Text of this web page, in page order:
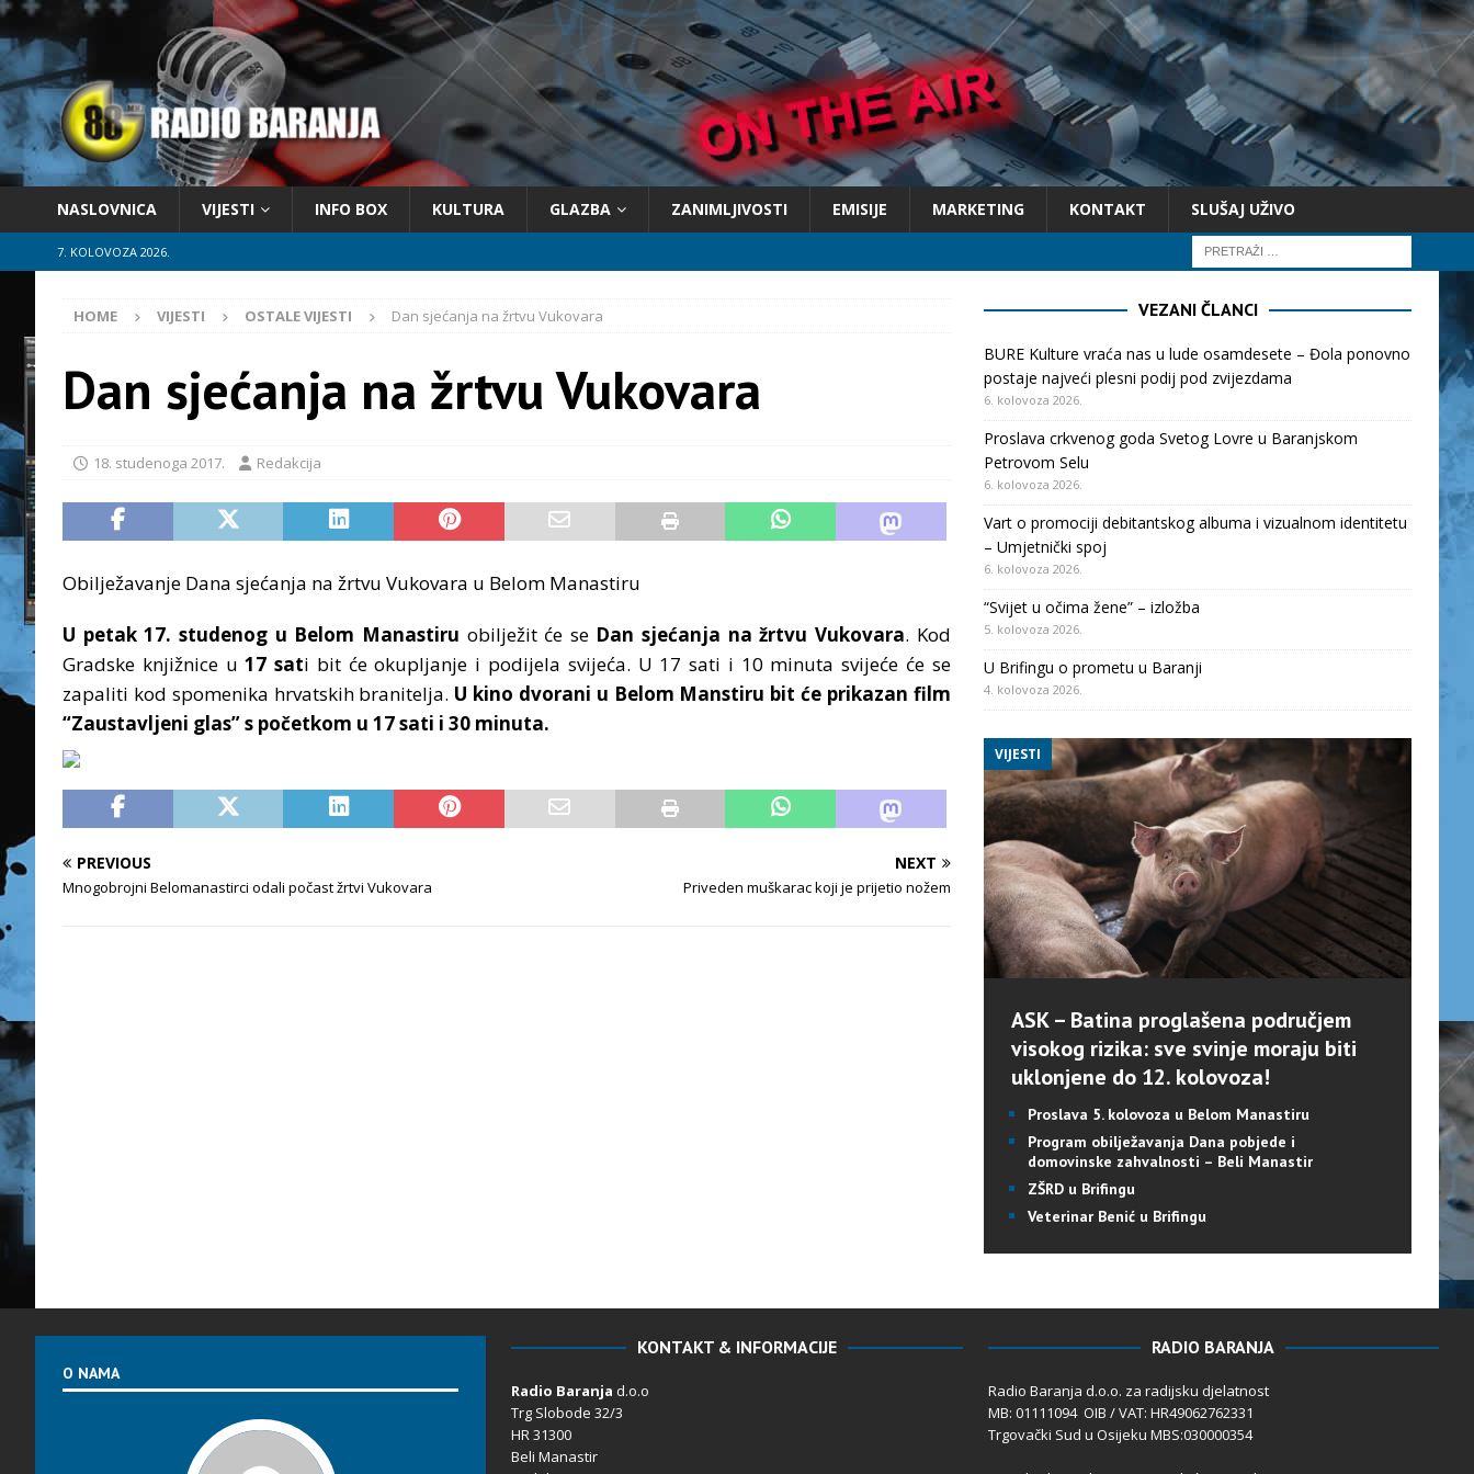
NASLOVNICA VIJESTI INFO BOX KULTURA GLAZBA ZANIMLJIVOSTI EMISIJE MARKETING KONTAKT SLUŠAJ UŽIVO
7. KOLOVOZA 2026.
HOME VIJESTI OSTALE VIJESTI Dan sjećanja na žrtvu Vukovara
Dan sjećanja na žrtvu Vukovara
18. studenoga 2017. Redakcija
Obilježavanje Dana sjećanja na žrtvu Vukovara u Belom Manastiru
U petak 17. studenog u Belom Manastiru obilježit će se Dan sjećanja na žrtvu Vukovara. Kod
Gradske knjižnice u 17 sati bit će okupljanje i podijela svijeća. U 17 sati i 10 minuta svijeće će se
zapaliti kod spomenika hrvatskih branitelja. U kino dvorani u Belom Manstiru bit će prikazan film
“Zaustavljeni glas” s početkom u 17 sati i 30 minuta.
PREVIOUS
Mnogobrojni Belomanastirci odali počast žrtvi Vukovara
NEXT
Priveden muškarac koji je prijetio nožem
VEZANI ČLANCI
BURE Kulture vraća nas u lude osamdesete – Đola ponovno
postaje najveći plesni podij pod zvijezdama
6. kolovoza 2026.
Proslava crkvenog goda Svetog Lovre u Baranjskom
Petrovom Selu
6. kolovoza 2026.
Vart o promociji debitantskog albuma i vizualnom identitetu
– Umjetnički spoj
6. kolovoza 2026.
“Svijet u očima žene” – izložba
5. kolovoza 2026.
U Brifingu o prometu u Baranji
4. kolovoza 2026.
VIJESTI
ASK – Batina proglašena područjem
visokog rizika: sve svinje moraju biti
uklonjene do 12. kolovoza!
Proslava 5. kolovoza u Belom Manastiru
Program obilježavanja Dana pobjede i
domovinske zahvalnosti – Beli Manastir
ZŠRD u Brifingu
Veterinar Benić u Brifingu
O NAMA
KONTAKT & INFORMACIJE
Radio Baranja d.o.o
Trg Slobode 32/3
HR 31300
Beli Manastir
RADIO BARANJA
Radio Baranja d.o.o. za radijsku djelatnost
MB: 01111094 OIB / VAT: HR49062762331
Trgovački Sud u Osijeku MBS:030000354